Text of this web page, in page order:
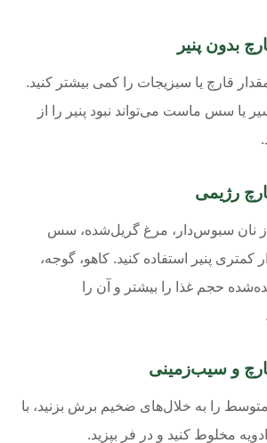
بدون پنیر
قارچ یا سبزیجات را کمی بیشتر کنید.
سس ماست می‌تواند نبود پنیر را از
رژیمی
نان سبوس‌دار، مرغ گریل‌شده، سس
کمتری پنیر استفاده کنید. کاهو، گوجه،
حجم غذا را بیشتر و آن را
و سیب‌زمینی
را به خلال‌های ضخیم برش بزنید، با
مخلوط کنید و در فر بپزید.